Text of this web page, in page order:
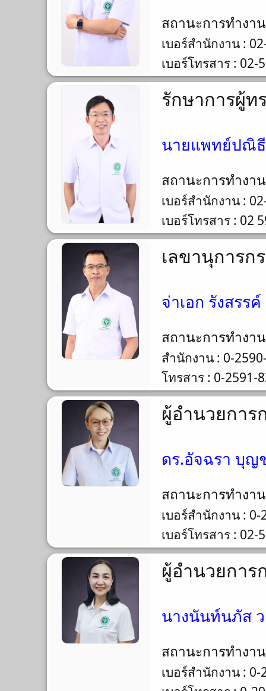
สถานะการทำงา
เบอร์สำนักงาน :
เบอร์โทรสาร : 02-
รักษาการผู้
นายแพทย์ปณิ
สถานะการทำงา
เบอร์สำนักงาน :
เบอร์โทรสาร : 02
เลขานุการก
จ่าเอก รังสรร
สถานะการทำงา
สำนักงาน : 0-
โทรสาร : 0-2591-
ผู้อำนวยกา
ดร.อัจฉรา บุญ
สถานะการทำงา
เบอร์สำนักงาน : 0-
เบอร์โทรสาร : 02-
ผู้อำนวยกา
นางนันท์นภัส
สถานะการทำงา
เบอร์สำนักงาน : 0-